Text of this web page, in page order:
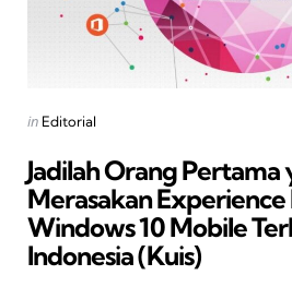
Posted
in Editorial
Jadilah Orang Pertama
Merasakan
Windows 10 Mobile
Indonesia (Kuis)